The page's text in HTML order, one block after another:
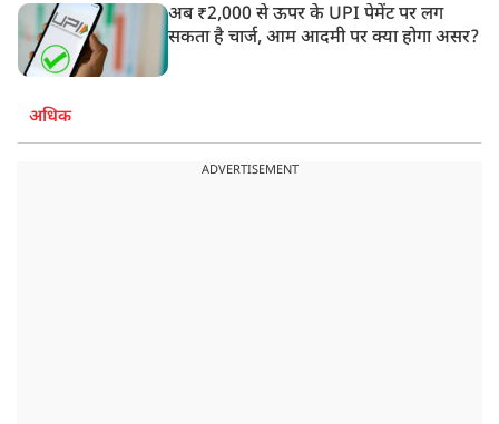
अब ₹2,000 से ऊपर के UPI पेमेंट पर लग
सकता है चार्ज, आम आदमी पर क्या होगा असर?
अधिक
ADVERTISEMENT